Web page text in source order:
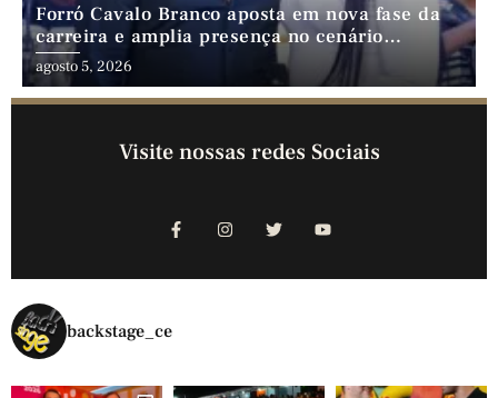
Forró Cavalo Branco aposta em nova fase da
carreira e amplia presença no cenário
nordestino
agosto 5, 2026
Visite nossas redes Sociais
backstage_ce